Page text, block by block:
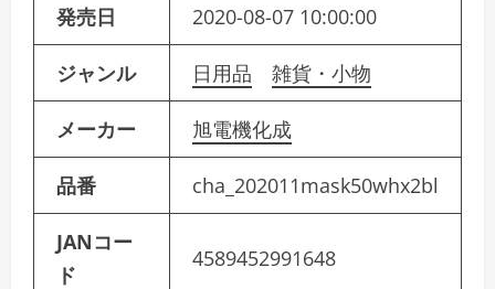
発売日 2020-08-07 10:00:00
ジャンル 日用品 雑貨・小物
メーカー 旭電機化成
品番 cha_202011mask50whx2bl
JANコー
ド
4589452991648